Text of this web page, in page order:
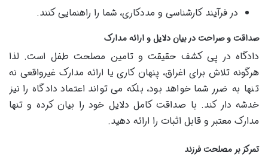
در فرآیند کارشناسی و مددکاری، شما را راهنمایی کنند.
صداقت و صراحت در بیان دلایل و ارائه مدارک
دادگاه در پی کشف حقیقت و تامین مصلحت طفل است. لذا
هرگونه تلاش برای اغراق، پنهان کاری یا ارائه مدارک غیرواقعی نه
تنها به ضرر شما خواهد بود، بلکه می تواند اعتماد دادگاه را نیز
خدشه دار کند. با صداقت کامل دلایل خود را بیان کرده و تنها
مدارک معتبر و قابل اثبات را ارائه دهید.
تمرکز بر مصلحت فرزند